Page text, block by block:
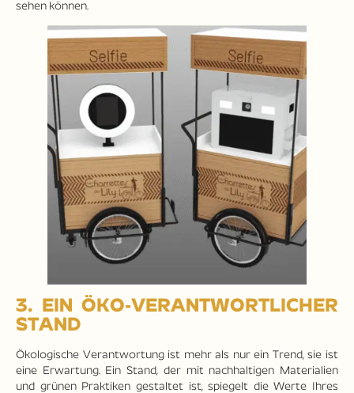
sehen können.
3. EIN ÖKO-VERANTWORTLICHER
STAND
Ökologische Verantwortung ist mehr als nur ein Trend, sie ist
eine Erwartung. Ein Stand, der mit nachhaltigen Materialien
und grünen Praktiken gestaltet ist, spiegelt die Werte Ihres